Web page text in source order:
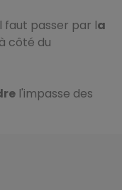
faut passer par la
à côté du
l'impasse des